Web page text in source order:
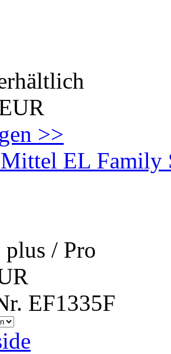
>>
EL Family
plus / Pro
EF1335F